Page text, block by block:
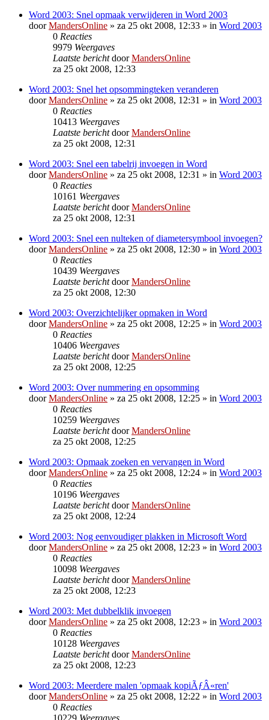
Word 2003: Snel opmaak verwijderen in Word 2003
doorMandersOnline » za 25 okt 2008, 12:33 » in Word 2003
0 Reacties
9979 Weergaves
Laatste berichtdoorMandersOnline
za 25 okt 2008, 12:33
Word 2003: Snel het opsommingteken veranderen
doorMandersOnline » za 25 okt 2008, 12:31 » in Word 2003
0 Reacties
10413 Weergaves
Laatste berichtdoorMandersOnline
za 25 okt 2008, 12:31
Word 2003: Snel een tabelrij invoegen in Word
doorMandersOnline » za 25 okt 2008, 12:31 » in Word 2003
0 Reacties
10161 Weergaves
Laatste berichtdoorMandersOnline
za 25 okt 2008, 12:31
Word 2003: Snel een nulteken of diametersymbool invoegen?
doorMandersOnline » za 25 okt 2008, 12:30 » in Word 2003
0 Reacties
10439 Weergaves
Laatste berichtdoorMandersOnline
za 25 okt 2008, 12:30
Word 2003: Overzichtelijker opmaken in Word
doorMandersOnline » za 25 okt 2008, 12:25 » in Word 2003
0 Reacties
10406 Weergaves
Laatste berichtdoorMandersOnline
za 25 okt 2008, 12:25
Word 2003: Over nummering en opsomming
doorMandersOnline » za 25 okt 2008, 12:25 » in Word 2003
0 Reacties
10259 Weergaves
Laatste berichtdoorMandersOnline
za 25 okt 2008, 12:25
Word 2003: Opmaak zoeken en vervangen in Word
doorMandersOnline » za 25 okt 2008, 12:24 » in Word 2003
0 Reacties
10196 Weergaves
Laatste berichtdoorMandersOnline
za 25 okt 2008, 12:24
Word 2003: Nog eenvoudiger plakken in Microsoft Word
doorMandersOnline » za 25 okt 2008, 12:23 » in Word 2003
0 Reacties
10098 Weergaves
Laatste berichtdoorMandersOnline
za 25 okt 2008, 12:23
Word 2003: Met dubbelklik invoegen
doorMandersOnline » za 25 okt 2008, 12:23 » in Word 2003
0 Reacties
10128 Weergaves
Laatste berichtdoorMandersOnline
za 25 okt 2008, 12:23
Word 2003: Meerdere malen 'opmaak kopiÃƒÂ«ren'
doorMandersOnline » za 25 okt 2008, 12:22 » in Word 2003
0 Reacties
10229 Weergaves